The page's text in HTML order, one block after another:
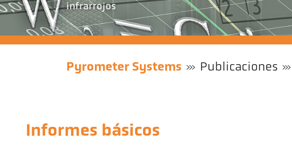
infrarrojos
Pyrometer Systems Publicaciones
Informes básicos